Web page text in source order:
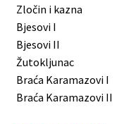
Zločin i kazna
Bjesovi I
Bjesovi II
Žutokljunac
Braća Karamazovi I
Braća Karamazovi II